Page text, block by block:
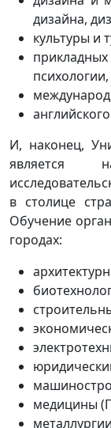
дизайна,
культуры и
И, наконец,
является
в столице
Обучение
городах:
медицины